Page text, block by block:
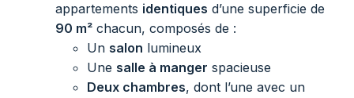
appartements identiques d’une superficie de
90 m² chacun, composés de :
Un salon lumineux
Une salle à manger spacieuse
Deux chambres, dont l’une avec un